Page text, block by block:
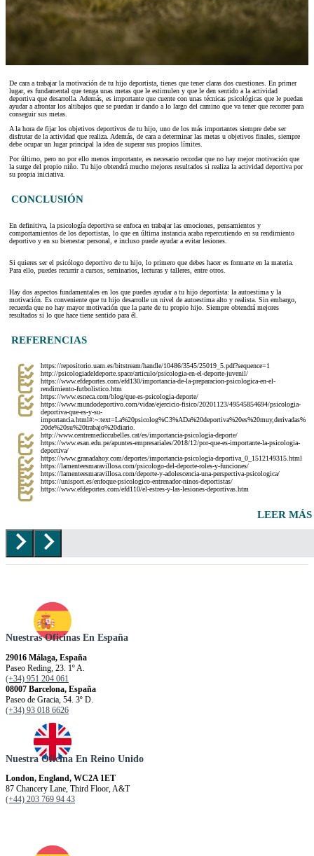
De cara a trabajar la motivación de tu hijo deportista, tienes que tener claras dos cuestiones. En primer
lugar, es fundamental que tenga unas metas que le estimulen y que le den sentido a la actividad
deportiva que desarrolla. Además, es importante que cuente con unas técnicas psicológicas que le puedan
ayudar a afrontar los altibajos que se puedan ir dando a lo largo del camino que va tener que recorrer para
conseguir sus metas.
A la hora de fijar los objetivos deportivos de tu hijo, uno de los más importantes siempre debe ser
disfrutar de la actividad que realiza. Además, de cara a determinar las metas u objetivos finales, siempre
debe ocupar un lugar principal la idea de superar sus propios límites.
Por último, pero no por ello menos importante, es necesario recordar que no hay mejor motivación que
la surge del propio niño. Tu hijo obtendrá mucho mejores resultados si realiza la actividad deportiva por
su propia iniciativa.
CONCLUSIÓN
En definitiva, la psicología deportiva se enfoca en trabajar las emociones, pensamientos y
comportamientos de los deportistas, lo que en última instancia acaba repercutiendo en su rendimiento
deportivo y en su bienestar personal, e incluso puede ayudar a evitar lesiones.
Si quieres ser el psicólogo deportivo de tu hijo, lo primero que debes hacer es formarte en la materia.
Para ello, puedes recurrir a cursos, seminarios, lecturas y talleres, entre otros.
Hay dos aspectos fundamentales en los que puedes ayudar a tu hijo deportista: la autoestima y la
motivación. Es conveniente que tu hijo desarrolle un nivel de autoestima alto y realista. Sin embargo,
recuerda que no hay mayor motivación que la parte de tu propio hijo. Siempre obtendrá mejores
resultados si lo que hace tiene sentido para él.
REFERENCIAS
https://repositorio.uam.es/bitstream/handle/10486/3545/25019_5.pdf?sequence=1
http://psicologiadeldeporte.space/articulo/psicologia-en-el-deporte-juvenil/
https://www.efdeportes.com/efd130/importancia-de-la-preparacion-psicologica-en-el-
rendimiento-futbolistico.htm
https://www.esneca.com/blog/que-es-psicologia-deporte/
https://www.mundodeportivo.com/vidae/ejercicio-fisico/20201123/49545854694/psicologia-
deportiva-que-es-y-su-
importancia.html#:~:text=La%20psicolog%C3%ADa%20deportiva%20es%20muy,derivadas%
20de%20su%20trabajo%20diario.
http://www.centremediccubelles.cat/es/importancia-psicologia-deporte/
https://www.esan.edu.pe/apuntes-empresariales/2018/12/por-que-es-importante-la-psicologia-
deportiva/
https://www.granadahoy.com/deportes/importancia-psicologia-deportiva_0_1512149315.html
https://lamenteesmaravillosa.com/psicologo-del-deporte-roles-y-funciones/
https://lamenteesmaravillosa.com/deporte-y-adolescencia-una-perspectiva-psicologica/
https://unisport.es/enfoque-psicologico-entrenador-ninos-deportistas/
https://www.efdeportes.com/efd110/el-estres-y-las-lesiones-deportivas.htm
LEER
Nuestras Oficinas En España
29016 Málaga, España
Paseo Reding, 23. 1º A.
(+34) 951 204 061
08007 Barcelona, España
Paseo de Gracia, 54. 3º D.
(+34) 93 018 6626
Nuestra Oficina En Reino Unido
London, England, WC2A 1ET
87 Chancery Lane, Third Floor, A&T
(+44) 203 769 94 43